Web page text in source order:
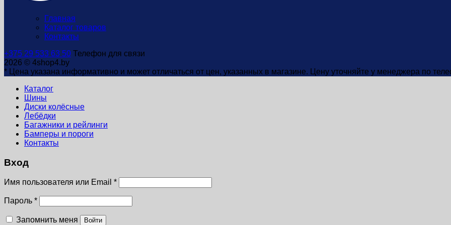
Главная
Каталог товаров
Контакты
+375 29 533 63 50 Телефон для связи
2026 © 4shop4.by
* Цена указана информативно и может отличаться от цен, указанных в магазине. Цену уточняйте у менеджера по
Каталог
Шины
Диски колёсные
Лебёдки
Багажники и рейлинги
Бамперы и пороги
Контакты
Вход
Имя пользователя или Email *
Пароль *
Запомнить меня Войти